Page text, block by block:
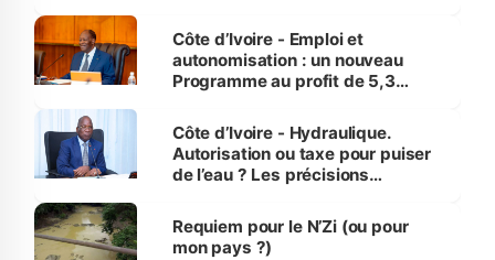
et Yamoussoukro
Côte d’Ivoire - Emploi et
autonomisation : un nouveau
Programme au profit de 5,3
Côte d’Ivoire - Hydraulique.
Autorisation ou taxe pour puiser
de l’eau ? Les précisions
Requiem pour le N’Zi (ou pour
mon pays ?)